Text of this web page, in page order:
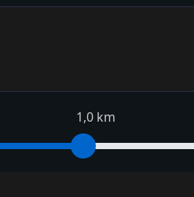
1,0 km